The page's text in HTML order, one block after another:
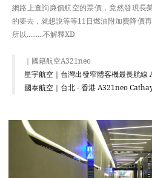
網路上查詢廉價航空的票價，竟然發現長
的要去，就想說等等11日燃油附加費降價
所以.........不解釋XD
｜國籍航空A321neo
星宇航空｜台灣出發窄體客機最長航
國泰航空｜台北 - 香港 A321neo